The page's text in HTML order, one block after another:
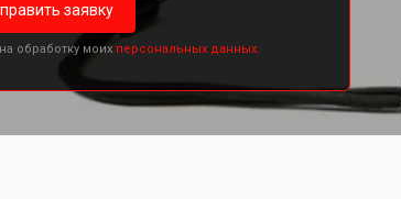
заявку
обработку моих персональных данных.